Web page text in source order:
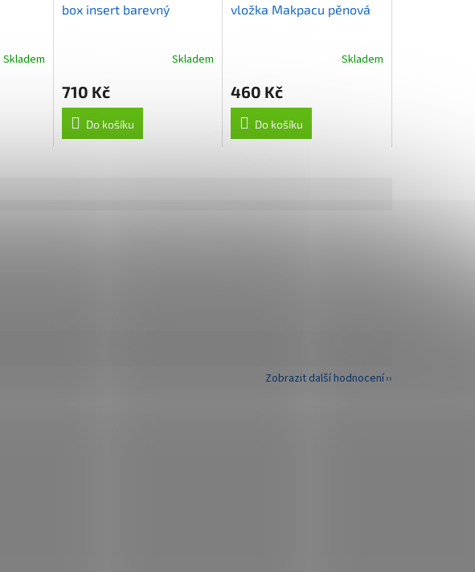
Skladem
box insert barevný
Skladem
710 Kč
Do košíku
vložka Makpacu pěnová
Skladem
460 Kč
Do košíku
Zobrazit další hodnocení